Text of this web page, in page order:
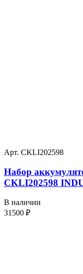
Арт. CKLI202598
Набор
CKLI202598
В наличии
31500 ₽